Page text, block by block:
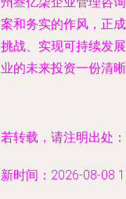
和务实的作风，正
战、实现可持续发
的未来投资一份清
转载，请注明出处
时间：2026-08-08